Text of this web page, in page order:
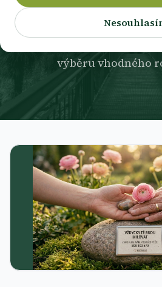
Jsme tu pro Vás s
výběru vhodného